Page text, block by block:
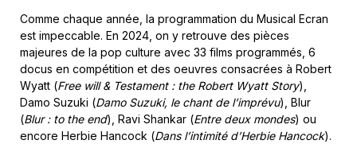
Comme chaque année, la programmation du Musical Ecran
est impeccable. En 2024, on y retrouve des pièces
majeures de la pop culture avec 33 films programmés, 6
docus en compétition et des oeuvres consacrées à Robert
Wyatt (Free will & Testament : the Robert Wyatt Story),
Damo Suzuki (Damo Suzuki, le chant de l’imprévu), Blur
(Blur : to the end), Ravi Shankar (Entre deux mondes) ou
encore Herbie Hancock (Dans l’intimité d’Herbie Hancock).